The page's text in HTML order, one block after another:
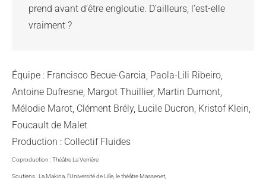
prend avant d’être engloutie. D’ailleurs, l’est-elle
vraiment ?
Équipe : Francisco Becue-Garcia, Paola-Lili Ribeiro,
Antoine Dufresne, Margot Thuillier, Martin Dumont,
Mélodie Marot, Clément Brély, Lucile Ducron, Kristof Klein,
Foucault de Malet
Production : Collectif Fluides
Coproduction : Théâtre La Verrière
Soutiens : La Makina, l’Université de Lille, le théâtre Massenet,